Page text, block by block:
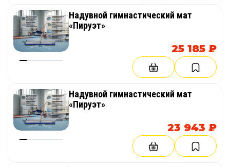
Надувной гимнастический мат
«Пируэт»
25 185 ₽
Надувной гимнастический мат
«Пируэт»
23 943 ₽